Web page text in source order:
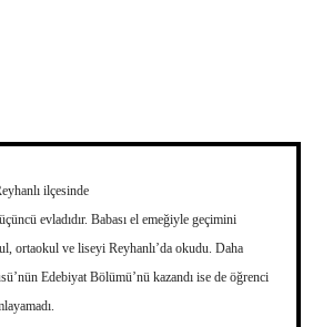
ilçesinde
evladıdır. Babası el emeğiyle geçimini
ortaokul ve liseyi Reyhanlı’da okudu. Daha
Edebiyat Bölümü’nü kazandı ise de öğrenci